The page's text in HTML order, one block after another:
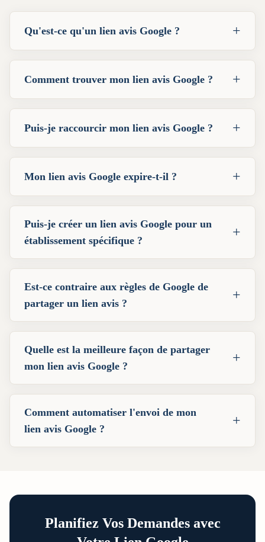
Qu'est-ce qu'un lien avis Google ? +
Comment trouver mon lien avis Google ? +
Puis-je raccourcir mon lien avis Google ? +
Mon lien avis Google expire-t-il ? +
Puis-je créer un lien avis Google pour un
établissement spécifique ?
+
Est-ce contraire aux règles de Google de
partager un lien avis ?
+
Quelle est la meilleure façon de partager
mon lien avis Google ?
+
Comment automatiser l'envoi de mon
lien avis Google ?
+
Planifiez Vos Demandes avec